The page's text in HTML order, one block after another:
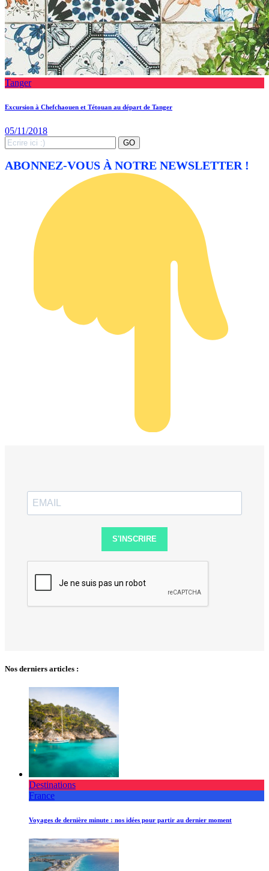
Tanger
Excursion à Chefchaouen et Tétouan au départ de Tanger
05/11/2018
Search
for:
GO
ABONNEZ-VOUS À NOTRE NEWSLETTER !
S'INSCRIRE
Nos derniers articles :
Destinations
France
Voyages de dernière minute : nos idées pour partir au dernier moment